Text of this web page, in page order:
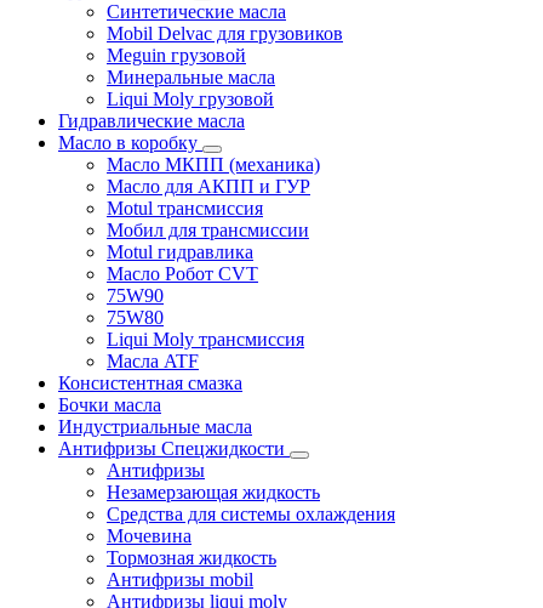
Синтетические масла
Mobil Delvac для грузовиков
Meguin грузовой
Минеральные масла
Liqui Moly грузовой
Гидравлические масла
Масло в коробку
Масло МКПП (механика)
Масло для АКПП и ГУР
Motul трансмиссия
Мобил для трансмиссии
Motul гидравлика
Масло Робот CVT
75W90
75W80
Liqui Moly трансмиссия
Масла ATF
Консистентная смазка
Бочки масла
Индустриальные масла
Антифризы Спецжидкости
Антифризы
Незамерзающая жидкость
Средства для системы охлаждения
Мочевина
Тормозная жидкость
Антифризы mobil
Антифризы liqui moly